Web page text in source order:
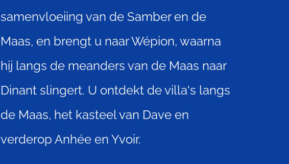
samenvloeiing van de Samber en de
Maas, en brengt u naar Wépion, waarna
hij langs de meanders van de Maas naar
Dinant slingert. U ontdekt de villa's langs
de Maas, het kasteel van Dave en
verderop Anhée en Yvoir.